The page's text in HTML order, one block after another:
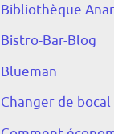
Bibliothèque
Bistro-Bar-Blog
Blueman
Changer de bocal